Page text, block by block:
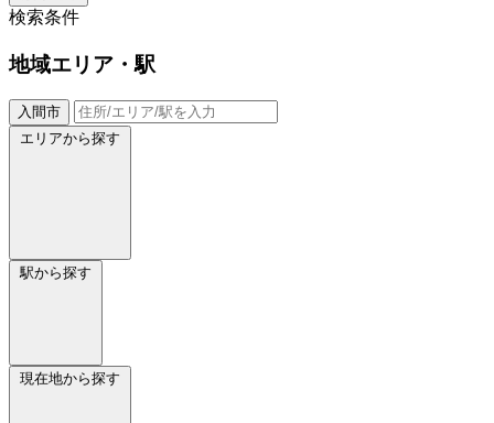
検索条件
地域エリア・駅
入間市
エリアから探す
駅から探す
現在地から探す